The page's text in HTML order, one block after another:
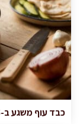
כבד עוף משגע ב-25 דקות, בלי להרתיח ובלי להתייבש